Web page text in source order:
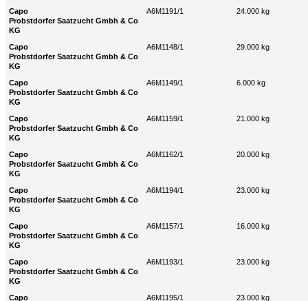
Capo
Probstdorfer Saatzucht Gmbh & Co
KG
A6M1191/1 24.000 kg
Capo
Probstdorfer Saatzucht Gmbh & Co
KG
A6M1148/1 29.000 kg
Capo
Probstdorfer Saatzucht Gmbh & Co
KG
A6M1149/1 6.000 kg
Capo
Probstdorfer Saatzucht Gmbh & Co
KG
A6M1159/1 21.000 kg
Capo
Probstdorfer Saatzucht Gmbh & Co
KG
A6M1162/1 20.000 kg
Capo
Probstdorfer Saatzucht Gmbh & Co
KG
A6M1194/1 23.000 kg
Capo
Probstdorfer Saatzucht Gmbh & Co
KG
A6M1157/1 16.000 kg
Capo
Probstdorfer Saatzucht Gmbh & Co
KG
A6M1193/1 23.000 kg
Capo A6M1195/1 23.000 kg